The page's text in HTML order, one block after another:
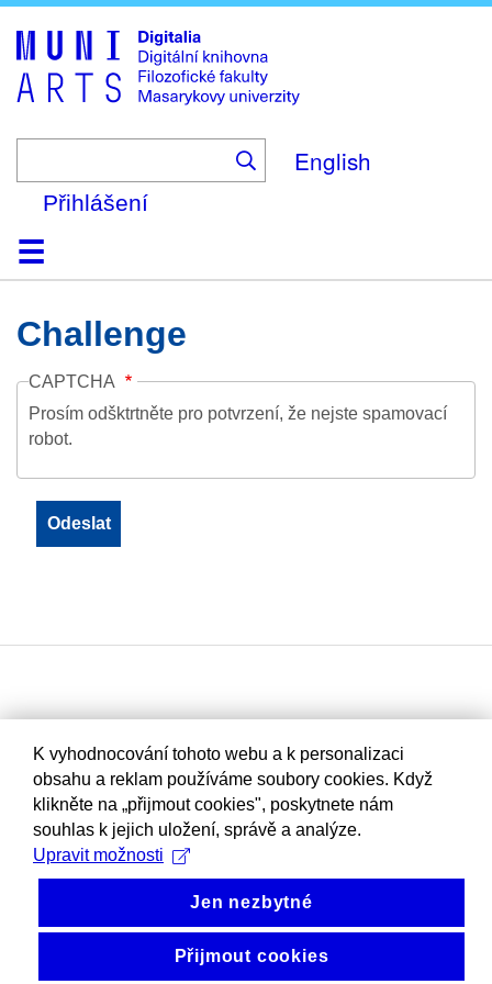
to
main
content
English
Přihlášení
DomůKolekce
Prohlížení
Vyhledávání
O platformě
Nápověda
KontaktDigitalia
Challenge
CAPTCHA
Prosím odšktrtněte pro potvrzení, že nejste spamovací
robot.
K vyhodnocování tohoto webu a k personalizaci
obsahu a reklam používáme soubory cookies. Když
klikněte na „přijmout cookies", poskytnete nám
souhlas k jejich uložení, správě a analýze.
Upravit možnosti
Jen nezbytné
Přijmout cookies